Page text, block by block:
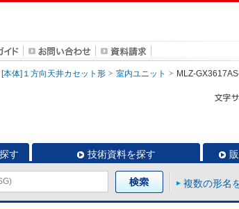
[本体]１方向天井カセット形 室内ユニット MLZ-
す 技術資料を探す
複数の形名